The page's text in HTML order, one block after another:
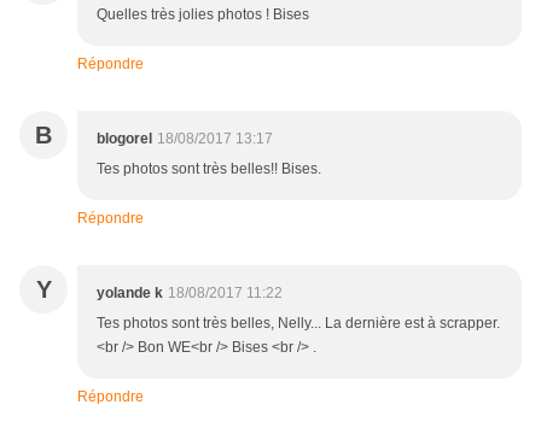
Quelles très jolies photos ! Bises
Répondre
B blogorel 18/08/2017 13:17
Tes photos sont très belles!! Bises.
Répondre
Y yolande k 18/08/2017 11:22
Tes photos sont très belles, Nelly... La dernière est à scrapper.
<br /> Bon WE<br /> Bises <br /> .
Répondre